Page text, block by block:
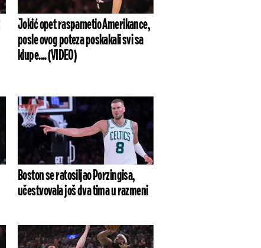
Jokić opet raspametio Amerikance,
posle ovog poteza poskakali svi sa
klupe.... (VIDEO)
Boston se ratosiljao Porzingisa,
učestvovala još dva tima u razmeni